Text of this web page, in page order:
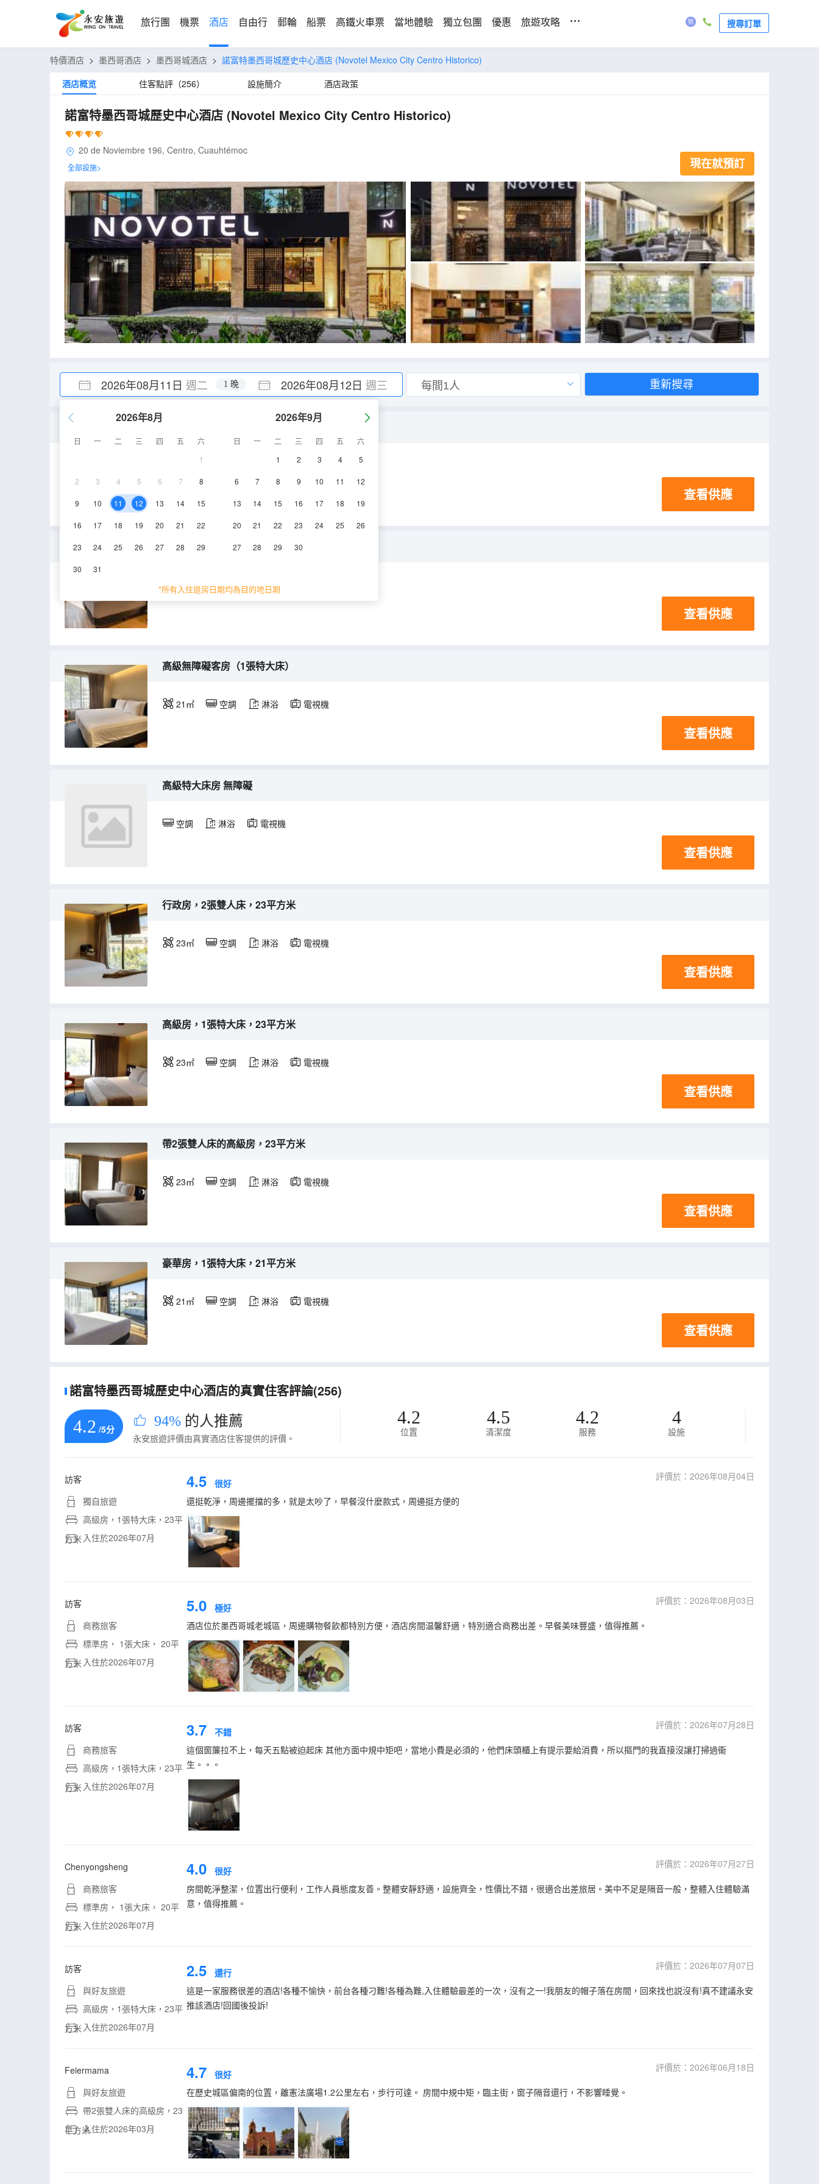
旅行團 機票 酒店 自由行 郵輪 船票 高鐵火車票 當地體驗 獨立包團 優惠 旅遊攻略 ... 搜尋訂單
特價酒店 > 墨西哥酒店 > 墨西哥城酒店 > 諾富特墨西哥城歷史中心酒店 (Novotel Mexico City Centro Historico)
酒店概览
住客點評（256） 設施簡介 酒店政策
諾富特墨西哥城歷史中心酒店 (Novotel Mexico City Centro Historico)
20 de Noviembre 196, Centro, Cuauhtémoc
全部設施> 現在就預訂
2026年08月11日 週二 2026年08月12日 週三
1 晚
2026年8月
日 一 二 三 四 五
六
1
2 3 4 5 6 7 8
9 10 11 12 13 14 15
16 17 18 19 20 21 22
23 24 25 26 27 28 29
30 31
2026年9月
日 一 二 三 四 五
六
1
2 3 4 5
6 7 8 9 10 11 12
13 14 15 16 17 18 19
20 21 22 23 24 25 26
27 28 29 30
*所有入住退房日期均為目的地日期
重新搜尋
淋浴 電視機
查看供應
行政房，1張特大床，23平方米
23㎡ 空調 淋浴
查看供應
高級無障礙客房（1張特大床）
21㎡ 空調 淋浴 電視機
查看供應
高級特大床房 無障礙
空調 淋浴 電視機
查看供應
行政房，2張雙人床，23平方米
23㎡ 空調 淋浴 電視機
查看供應
高級房，1張特大床，23平方米
23㎡ 空調 淋浴 電視機
查看供應
帶2張雙人床的高級房，23平方米
23㎡ 空調 淋浴 電視機
查看供應
豪華房，1張特大床，21平方米
21㎡ 空調 淋浴 電視機
查看供應
諾富特墨西哥城歷史中心酒店的真實住客評論(256)
4.2 /5分 94% 的人推薦
永安旅遊評價由真實酒店住客提供的評價。
4.2
位置
4.5
清潔度
4.2
服務
4
設施
訪客
獨自旅遊
高級房，1張特大床，23平
方米入住於2026年07月
4.5 很好
評價於：2026年08月04日
還挺乾淨，周邊擺擋的多，就是太吵了，早餐沒什麼款式，周邊挺方便的
訪客
商務旅客
標準房， 1張大床， 20平
方米入住於2026年07月
5.0 極好
評價於：2026年08月03日
酒店位於墨西哥城老城區，周邊購物餐飲都特別方便，酒店房間温馨舒適，特別適合商務出差。早餐美味豐盛，值得推薦。
訪客
商務旅客
高級房，1張特大床，23平
方米入住於2026年07月
3.7 不錯
評價於：2026年07月28日
這個窗簾拉不上，每天五點被迫起床 其他方面中規中矩吧，當地小費是必須的，他們床頭櫃上有提示要給消費，所以摳門的我直接沒讓打掃過衞
生。。。
Chenyongsheng
商務旅客
標準房， 1張大床， 20平
方米入住於2026年07月
4.0 很好
評價於：2026年07月27日
房間乾淨整潔，位置出行便利，工作人員態度友善。整體安靜舒適，設施齊全，性價比不錯，很適合出差旅居。美中不足是隔音一般，整體入住體驗滿
意，值得推薦。
訪客
與好友旅遊
高級房，1張特大床，23平
方米入住於2026年07月
2.5 還行
評價於：2026年07月07日
這是一家服務很差的酒店!各種不愉快，前台各種刁難!各種為難,入住體驗最差的一次，沒有之一!我朋友的帽子落在房間，回來找也説沒有!真不建議永安
推該酒店!回國後投訴!
Feiermama
與好友旅遊
帶2張雙人床的高級房，23
平方米入住於2026年03月
4.7 很好
評價於：2026年06月18日
在歷史城區偏南的位置，離憲法廣場1.2公里左右，步行可達。 房間中規中矩，臨主街，窗子隔音還行，不影響睡覺。